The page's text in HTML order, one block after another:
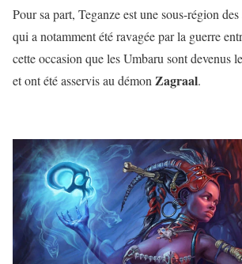
Pour sa part, Teganze est une sous-région
qui a notamment été ravagée par la guerre
cette occasion que les Umbaru sont devenus
et ont été asservis au démon Zagraal.